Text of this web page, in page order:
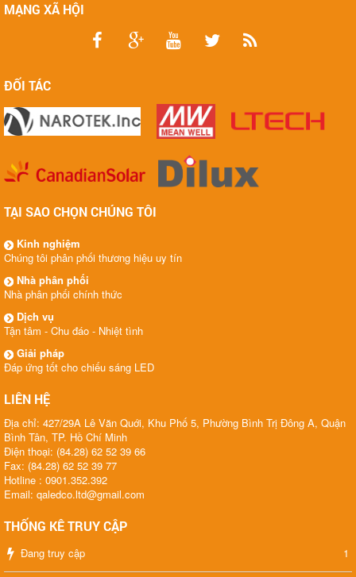
MẠNG XÃ HỘI
ĐỐI TÁC
TẠI SAO CHỌN CHÚNG TÔI
Kinh nghiệm
Chúng tôi phân phối thương hiệu uy tín
Nhà phân phối
Nhà phân phối chính thức
Dịch vụ
Tận tâm - Chu đáo - Nhiệt tình
Giải pháp
Đáp ứng tốt cho chiếu sáng LED
LIÊN HỆ
Địa chỉ: 427/29A Lê Văn Quới, Khu Phố 5, Phường Bình Trị Đông A, Quận
Bình Tân, TP. Hồ Chí Minh
Điện thoại: (84.28) 62 52 39 66
Fax: (84.28) 62 52 39 77
Hotline : 0901.352.392
Email: qaledco.ltd@gmail.com
THỐNG KÊ TRUY CẬP
Đang truy cập 1